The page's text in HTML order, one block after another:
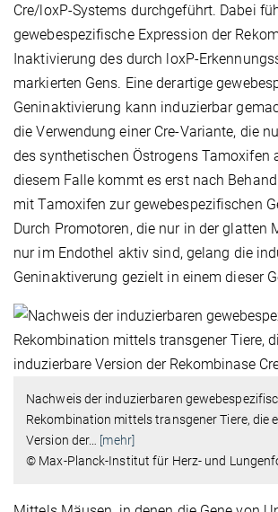
Cre/loxP-Systems durchgeführt. Dabei
gewebespezifische Expression der
Inaktivierung des durch loxP-
markierten Gens. Eine derartige
Geninaktivierung kann induzierbar
die Verwendung einer Cre-Variante, die
des synthetischen Östrogens Tamoxifen
diesem Falle kommt es erst nach
mit Tamoxifen zur gewebespezifischen
Durch Promotoren, die nur in der glatten
nur im Endothel aktiv sind, gelang die
Geninaktiverung gezielt in einem dieser
Nachweis der induzierbaren
Rekombination mittels transgener Tiere, die
Version der…
[mehr]
© Max-Planck-Institut für Herz- und